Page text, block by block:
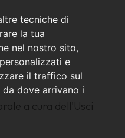
tecniche di
la tua
nel nostro sito,
e
il traffico sul
dove arrivano i
a cura dell'Usci